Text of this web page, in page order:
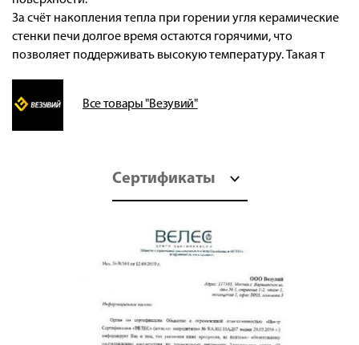
За счёт накопления тепла при горении угля керамические
стенки печи долгое время остаются горячими, что
позволяет поддерживать высокую температуру. Такая т
Все товары "Везувий"
Сертификаты